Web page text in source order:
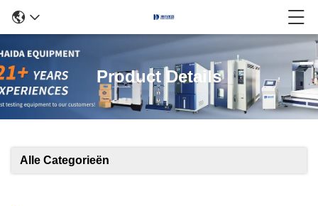
Product Details
Alle Categorieën